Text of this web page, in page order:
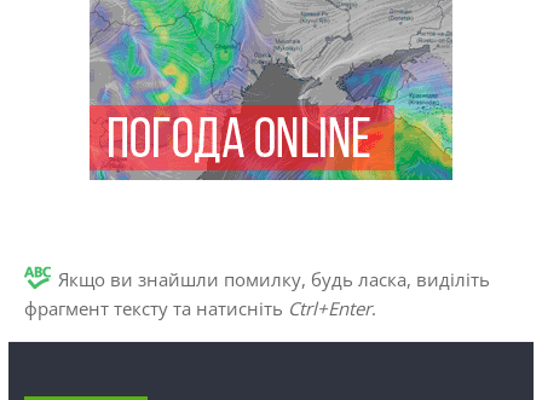
Якщо ви знайшли помилку, будь ласка, виділіть
фрагмент тексту та натисніть Ctrl+Enter.